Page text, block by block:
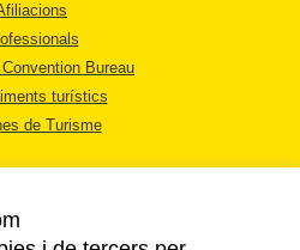
Bureau
turístics
de Turisme